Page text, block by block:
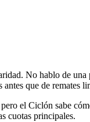
No hablo de
que de remates
el Ciclón sabe
cuotas principales.